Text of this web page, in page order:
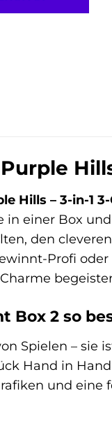
Hills – 3-in-1
einer Box
den
Profi
Box 2 so
Spielen – sie
Hand in
und eine